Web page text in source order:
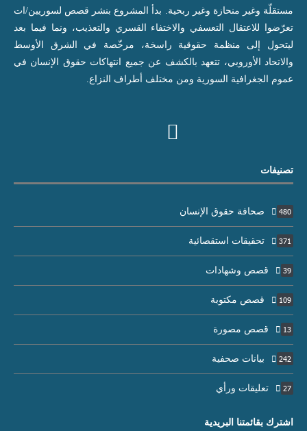
مستقلّة وغير منحازة وغير ربحية. بدأ المشروع بنشر قصص لسوريين/ات
تعرّضوا للاعتقال التعسفي والاختفاء القسري والتعذيب، ونما فيما بعد
ليتحول إلى منظمة حقوقية راسخة، مرخّصة في الشرق الأوسط
والاتحاد الأوروبي، تتعهد بالكشف عن جميع انتهاكات حقوق الإنسان في
عموم الجغرافية السورية ومن مختلف أطراف النزاع.
تصنيفات
صحافة حقوق الإنسان 480
تحقيقات استقصائية 371
قصص وشهادات 39
قصص مكتوبة 109
قصص مصورة 13
بيانات صحفية 242
تعليقات ورأي 27
اشترك بقائمتنا البريدية